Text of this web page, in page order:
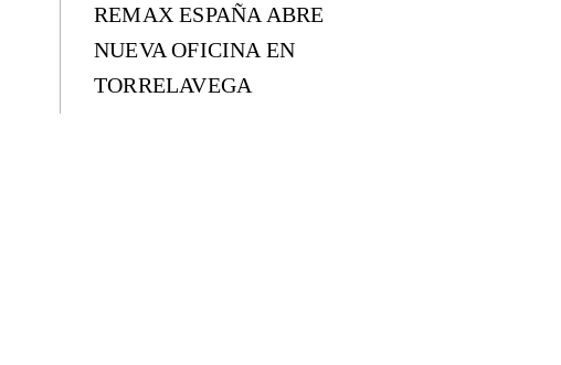
REMAX ESPAÑA ABRE
NUEVA OFICINA EN
TORRELAVEGA